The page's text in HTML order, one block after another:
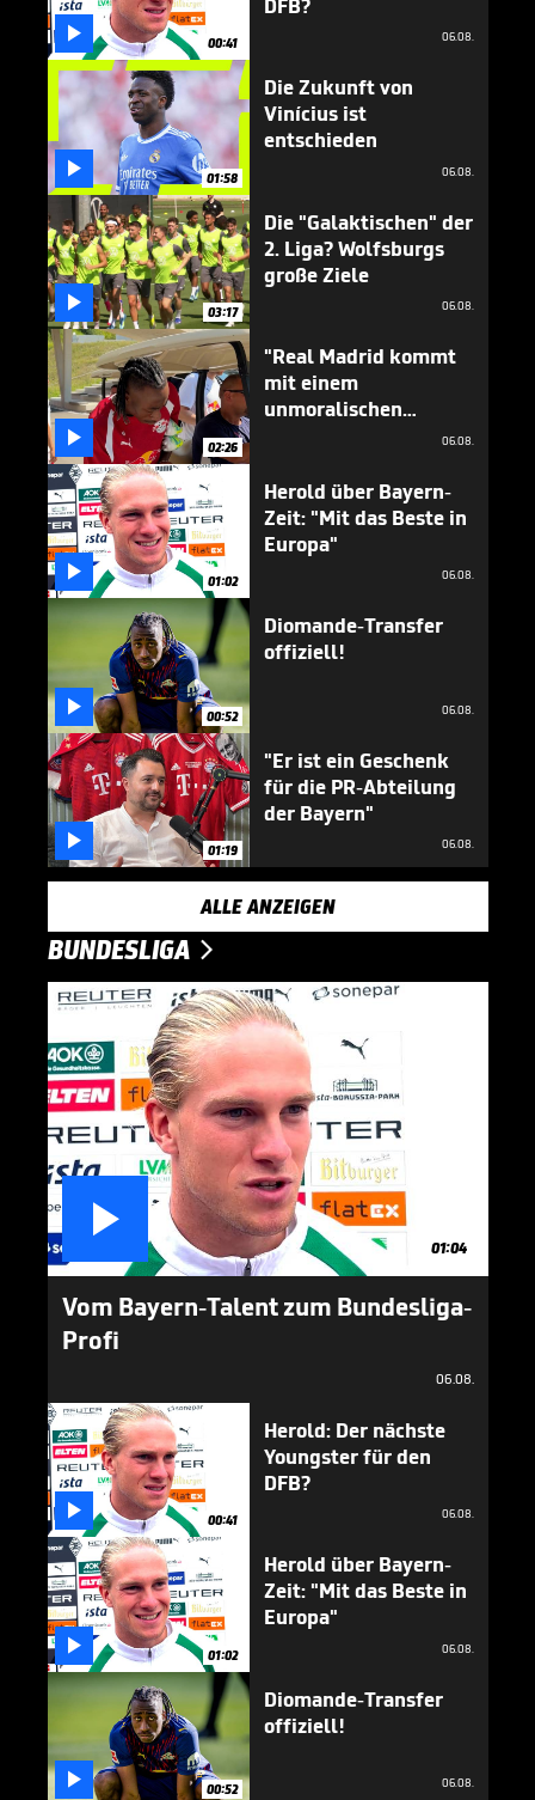
 00:41
DFB?
06.08.
 01:58
Die Zukunft von
Vinícius ist
entschieden
06.08.
 03:17
Die "Galaktischen" der
2. Liga? Wolfsburgs
große Ziele
06.08.
 02:26
"Real Madrid kommt
mit einem
unmoralischen
06.08.
 01:02
Herold über Bayern-
Zeit: "Mit das Beste in
Europa"
06.08.
 00:52
Diomande-Transfer
offiziell!
06.08.
 01:19
"Er ist ein Geschenk
für die PR-Abteilung
der Bayern"
06.08.
ALLE ANZEIGEN
BUNDESLIGA 

01:04
Vom Bayern-Talent zum Bundesliga-
Profi
06.08.
 00:41
Herold: Der nächste
Youngster für den
DFB?
06.08.
 01:02
Herold über Bayern-
Zeit: "Mit das Beste in
Europa"
06.08.
 00:52
Diomande-Transfer
offiziell!
06.08.